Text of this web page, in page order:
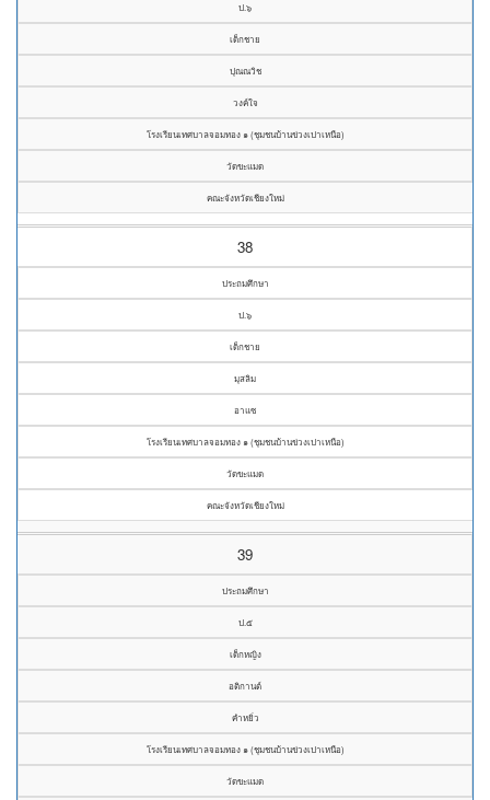
ป.๖
เด็กชาย
ปุณณวิช
วงค์ใจ
โรงเรียนเทศบาลจอมทอง ๑ (ชุมชนบ้านข่วงเปาเหนือ)
วัดขะแมด
คณะจังหวัดเชียงใหม่
38
ประถมศึกษา
ป.๖
เด็กชาย
มุสลิม
อาแซ
โรงเรียนเทศบาลจอมทอง ๑ (ชุมชนบ้านข่วงเปาเหนือ)
วัดขะแมด
คณะจังหวัดเชียงใหม่
39
ประถมศึกษา
ป.๕
เด็กหญิง
อติกานต์
คำหยิ่ว
โรงเรียนเทศบาลจอมทอง ๑ (ชุมชนบ้านข่วงเปาเหนือ)
วัดขะแมด